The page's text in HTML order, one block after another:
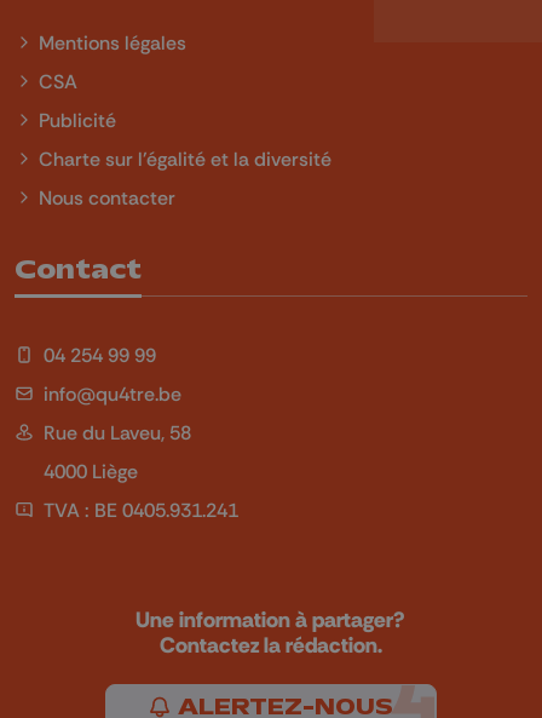
Mentions légales
CSA
Publicité
Charte sur l'égalité et la diversité
Nous contacter
Contact
04 254 99 99
info@qu4tre.be
Rue du Laveu, 58
4000 Liège
TVA : BE 0405.931.241
Une information à partager?
Contactez la rédaction.
ALERTEZ-NOUS